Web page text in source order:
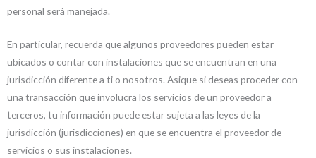
personal será manejada.
En particular, recuerda que algunos proveedores pueden estar
ubicados o contar con instalaciones que se encuentran en una
jurisdicción diferente a ti o nosotros. Asique si deseas proceder con
una transacción que involucra los servicios de un proveedor a
terceros, tu información puede estar sujeta a las leyes de la
jurisdicción (jurisdicciones) en que se encuentra el proveedor de
servicios o sus instalaciones.